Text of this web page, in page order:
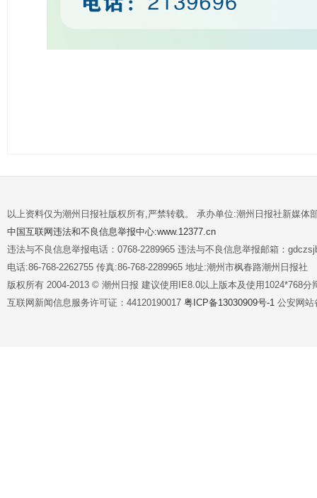
以上资料仅为潮州日报社版权所有,严禁转载。 承办单位:潮州日报社新媒体
中国互联网违法和不良信息举报中心:www.12377.cn
违法与不良信息举报电话：0768-2289965 违法与不良信息举报邮箱：
电话:86-768-2262755 传真:86-768-2289965 地址:潮州市枫春路潮州日报社
版权所有 2004-2013 © 潮州日报 建议使用IE8.0以上版本及使用1024*768分
互联网新闻信息服务许可证：44120190017 粤ICP备13030909号-1 公安网站